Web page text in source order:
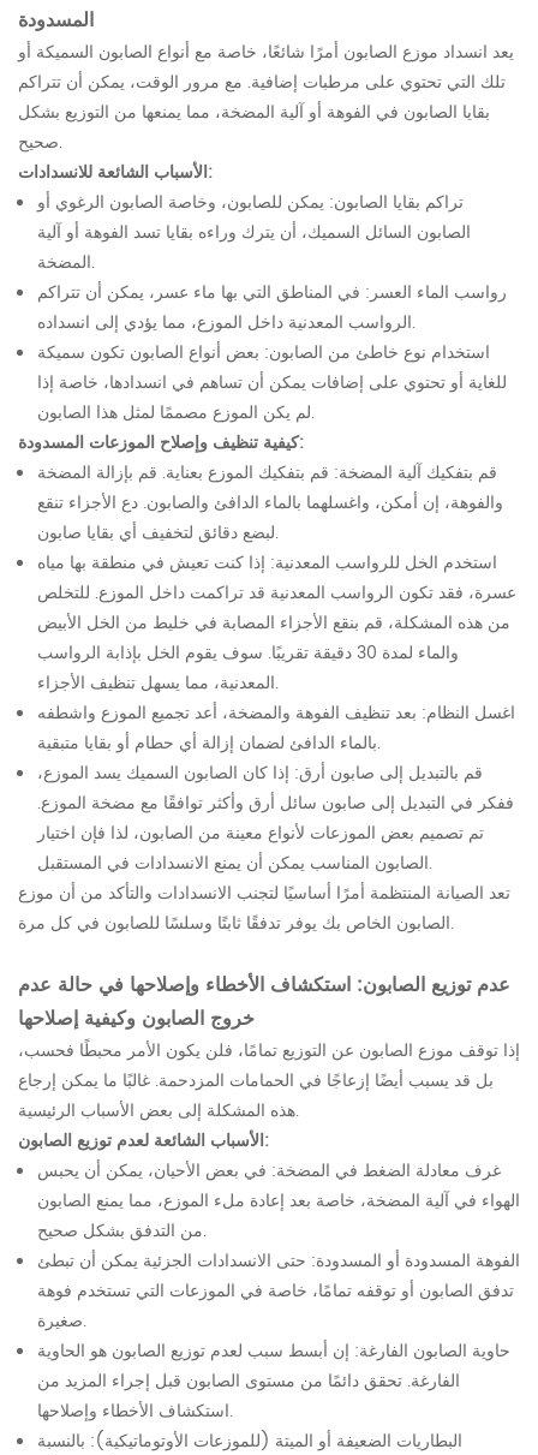
المسدودة
يعد انسداد موزع الصابون أمرًا شائعًا، خاصة مع أنواع الصابون السميكة أو
تلك التي تحتوي على مرطبات إضافية. مع مرور الوقت، يمكن أن تتراكم
بقايا الصابون في الفوهة أو آلية المضخة، مما يمنعها من التوزيع بشكل
صحيح.
الأسباب الشائعة للانسدادات:
تراكم بقايا الصابون: يمكن للصابون، وخاصة الصابون الرغوي أو
الصابون السائل السميك، أن يترك وراءه بقايا تسد الفوهة أو آلية
المضخة.
رواسب الماء العسر: في المناطق التي بها ماء عسر، يمكن أن تتراكم
الرواسب المعدنية داخل الموزع، مما يؤدي إلى انسداده.
استخدام نوع خاطئ من الصابون: بعض أنواع الصابون تكون سميكة
للغاية أو تحتوي على إضافات يمكن أن تساهم في انسدادها، خاصة إذا
لم يكن الموزع مصممًا لمثل هذا الصابون.
كيفية تنظيف وإصلاح الموزعات المسدودة:
قم بتفكيك آلية المضخة: قم بتفكيك الموزع بعناية. قم بإزالة المضخة
والفوهة، إن أمكن، واغسلهما بالماء الدافئ والصابون. دع الأجزاء تنقع
لبضع دقائق لتخفيف أي بقايا صابون.
استخدم الخل للرواسب المعدنية: إذا كنت تعيش في منطقة بها مياه
عسرة، فقد تكون الرواسب المعدنية قد تراكمت داخل الموزع. للتخلص
من هذه المشكلة، قم بنقع الأجزاء المصابة في خليط من الخل الأبيض
والماء لمدة 30 دقيقة تقريبًا. سوف يقوم الخل بإذابة الرواسب
المعدنية، مما يسهل تنظيف الأجزاء.
اغسل النظام: بعد تنظيف الفوهة والمضخة، أعد تجميع الموزع واشطفه
بالماء الدافئ لضمان إزالة أي حطام أو بقايا متبقية.
قم بالتبديل إلى صابون أرق: إذا كان الصابون السميك يسد الموزع،
ففكر في التبديل إلى صابون سائل أرق وأكثر توافقًا مع مضخة الموزع.
تم تصميم بعض الموزعات لأنواع معينة من الصابون، لذا فإن اختيار
الصابون المناسب يمكن أن يمنع الانسدادات في المستقبل.
تعد الصيانة المنتظمة أمرًا أساسيًا لتجنب الانسدادات والتأكد من أن موزع
الصابون الخاص بك يوفر تدفقًا ثابتًا وسلسًا للصابون في كل مرة.
عدم توزيع الصابون: استكشاف الأخطاء وإصلاحها في حالة عدم
خروج الصابون وكيفية إصلاحها
إذا توقف موزع الصابون عن التوزيع تمامًا، فلن يكون الأمر محبطًا فحسب،
بل قد يسبب أيضًا إزعاجًا في الحمامات المزدحمة. غالبًا ما يمكن إرجاع
هذه المشكلة إلى بعض الأسباب الرئيسية.
الأسباب الشائعة لعدم توزيع الصابون:
غرف معادلة الضغط في المضخة: في بعض الأحيان، يمكن أن يحبس
الهواء في آلية المضخة، خاصة بعد إعادة ملء الموزع، مما يمنع الصابون
من التدفق بشكل صحيح.
الفوهة المسدودة أو المسدودة: حتى الانسدادات الجزئية يمكن أن تبطئ
تدفق الصابون أو توقفه تمامًا، خاصة في الموزعات التي تستخدم فوهة
صغيرة.
حاوية الصابون الفارغة: إن أبسط سبب لعدم توزيع الصابون هو الحاوية
الفارغة. تحقق دائمًا من مستوى الصابون قبل إجراء المزيد من
استكشاف الأخطاء وإصلاحها.
البطاريات الضعيفة أو الميتة (للموزعات الأوتوماتيكية): بالنسبة